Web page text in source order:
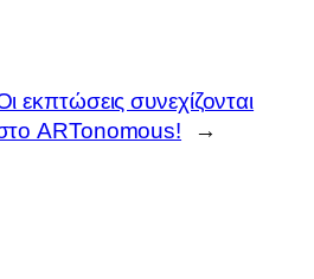
εκπτώσεις συνεχίζονται
ARTonomous!
→